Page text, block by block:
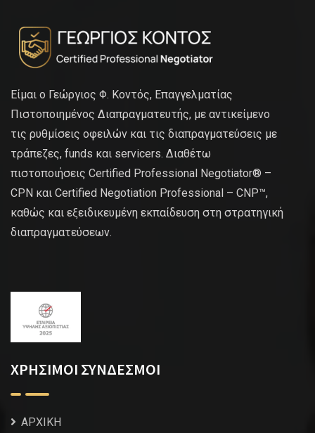
Είμαι ο Γεώργιος Φ. Κοντός, Επαγγελματίας
Πιστοποιημένος Διαπραγματευτής, με αντικείμενο
τις ρυθμίσεις οφειλών και τις διαπραγματεύσεις με
τράπεζες, funds και servicers. Διαθέτω
πιστοποιήσεις Certified Professional Negotiator® –
CPN και Certified Negotiation Professional – CNP™,
καθώς και εξειδικευμένη εκπαίδευση στη στρατηγική
διαπραγματεύσεων.
ΧΡΗΣΙΜΟΙ ΣΥΝΔΕΣΜΟΙ
ΑΡΧΙΚΗ